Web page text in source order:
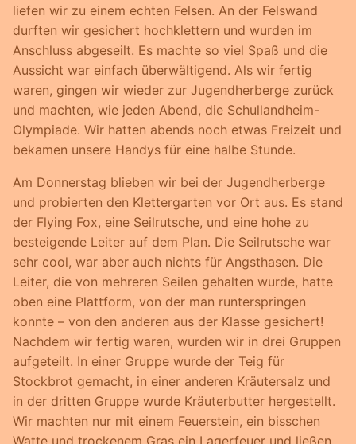
liefen wir zu einem echten Felsen. An der Felswand
durften wir gesichert hochklettern und wurden im
Anschluss abgeseilt. Es machte so viel Spaß und die
Aussicht war einfach überwältigend. Als wir fertig
waren, gingen wir wieder zur Jugendherberge zurück
und machten, wie jeden Abend, die Schullandheim-
Olympiade. Wir hatten abends noch etwas Freizeit und
bekamen unsere Handys für eine halbe Stunde.
Am Donnerstag blieben wir bei der Jugendherberge
und probierten den Klettergarten vor Ort aus. Es stand
der Flying Fox, eine Seilrutsche, und eine hohe zu
besteigende Leiter auf dem Plan. Die Seilrutsche war
sehr cool, war aber auch nichts für Angsthasen. Die
Leiter, die von mehreren Seilen gehalten wurde, hatte
oben eine Plattform, von der man runterspringen
konnte – von den anderen aus der Klasse gesichert!
Nachdem wir fertig waren, wurden wir in drei Gruppen
aufgeteilt. In einer Gruppe wurde der Teig für
Stockbrot gemacht, in einer anderen Kräutersalz und
in der dritten Gruppe wurde Kräuterbutter hergestellt.
Wir machten nur mit einem Feuerstein, ein bisschen